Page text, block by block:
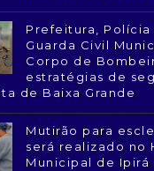
Prefeitura, Polícia
Guarda Civil
Corpo de
estratégias de
de Baixa Grande
Mutirão para
será realizado no
Municipal de Ipirá